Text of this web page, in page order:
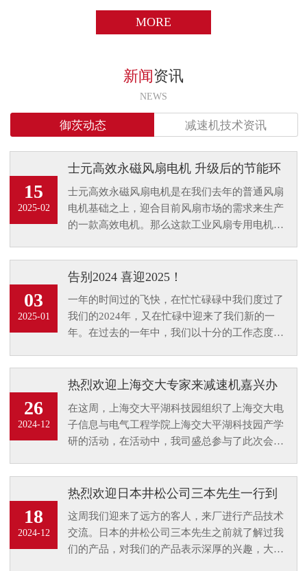
MORE
新闻资讯
NEWS
御茨动态 减速机技术资讯
15
2025-02
士元高效永磁风扇电机 升级后的节能环
保电机
士元高效永磁风扇电机是在我们去年的普通风扇
电机基础之上，迎合目前风扇市场的需求来生产
的一款高效电机。那么这款工业风扇专用电机的
户带来了什么样的优点升级？
03
2025-01
告别2024 喜迎2025！
一年的时间过的飞快，在忙忙碌碌中我们度过了
我们的2024年，又在忙碌中迎来了我们新的一
年。在过去的一年中，我们以十分的工作态度来
将以全面的面貌来对待大家，致力解决大家的传
动动力问题。
26
2024-12
热烈欢迎上海交大专家来减速机嘉兴办
事处参观指导
在这周，上海交大平湖科技园组织了上海交大电
子信息与电气工程学院上海交大平湖科技园产学
研的活动，在活动中，我司盛总参与了此次会
与一些技术指导工作。
18
2024-12
热烈欢迎日本井松公司三本先生一行到
厂进行技术交流
这周我们迎来了远方的客人，来厂进行产品技术
交流。日本的井松公司三本先生之前就了解过我
们的产品，对我们的产品表示深厚的兴趣，大家